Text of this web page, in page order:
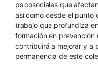
psicosociales que
así como desde el punto
trabajo que profundiza
formación en prevención
contribuirá a mejorar y a
permanencia de este